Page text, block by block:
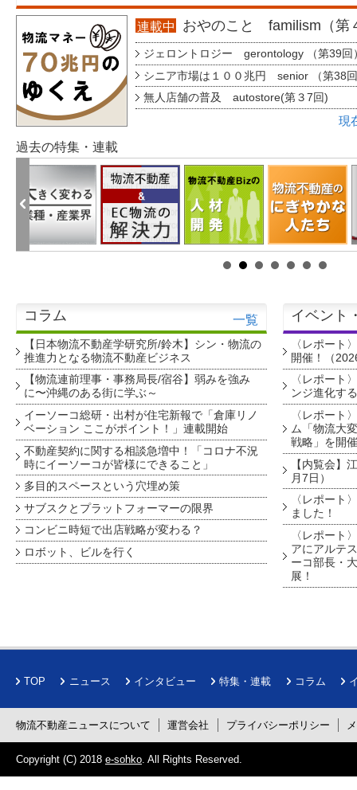
連載中 おやのこと familism（第
ジェロントロジー gerontology （第39回
シニア市場は１００兆円 senior （第38
無人店舗の普及 autostore(第３7回)
現
過去の特集・連載
コラム 一覧
【日本物流不動産学研究所/鈴木】シン・物流の
推進力となる物流不動産ビジネス
【物流連前理事・事務局長/宿谷】弱みを強み
に〜沖縄のある街に学ぶ～
イーソーコ総研・出村が住宅新報で「倉庫リノ
ベーション ここがポイント！」連載開始
不動産契約に関する相談急増中！「コロナ不況
時にイーソーコが皆様にできること」
多目的スペースという穴埋め策
サブスクとプラットフォーマーの限界
コンビニ時短で出店戦略が変わる？
ロボット、ビルを行く
イベント
〈レポート
開催！（
〈レポート
ンジ進化す
〈レポート
ム「物流大
戦略」を開
【内覧会】
月7日）
〈レポート
ました！
〈レポート
アにアルテ
ーコ部長・
展！
TOP ニュース インタビュー 特集・連載 コラム
物流不動産ニュースについて 運営会社 プライバシーポリシー
Copyright (C) 2018 e-sohko . All Rights Reserved.